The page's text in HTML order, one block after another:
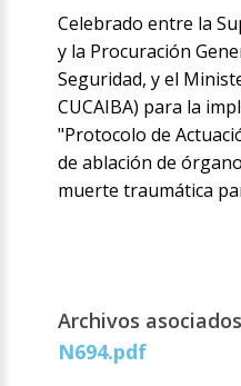
Celebrado entre la
y la Procuración
Seguridad, y el
CUCAIBA) para la
"Protocolo de
de ablación de
muerte traumática
Archivos
N694.pdf